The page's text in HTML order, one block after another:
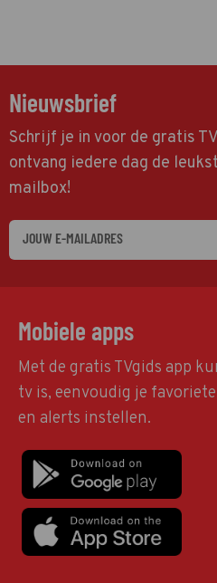
Nieuwsbrief
Schrijf je in voor de gratis
ontvang iedere dag de
mailbox!
Mobiele apps
Met de gratis TVgids app
tv is, eenvoudig je
en alerts instellen.